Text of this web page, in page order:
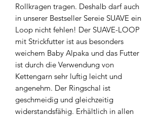
Rollkragen tragen. Deshalb darf auch
in unserer Bestseller Sereie SUAVE ein
Loop nicht fehlen! Der SUAVE-LOOP
mit Strickfutter ist aus besonders
weichem Baby Alpaka und das Futter
ist durch die Verwendung von
Kettengarn sehr luftig leicht und
angenehm. Der Ringschal ist
geschmeidig und gleichzeitig
widerstandsfähig. Erhältlich in allen